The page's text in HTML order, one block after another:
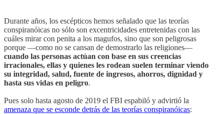
Durante años, los escépticos hemos señalado que las teorías
conspiranóicas no sólo son excentricidades entretenidas con las
cuáles mirar con penita a los magufos, sino que son peligrosas
porque —como no se cansan de demostrarlo las religiones—
cuando las personas actúan con base en sus creencias
irracionales, ellas y quienes les rodean suelen terminar viendo
su integridad, salud, fuente de ingresos, ahorros, dignidad y
hasta sus vidas en peligro.
Pues solo hasta agosto de 2019 el FBI espabiló y advirtió la
amenaza que se esconde detrás de las teorías conspiranóicas: